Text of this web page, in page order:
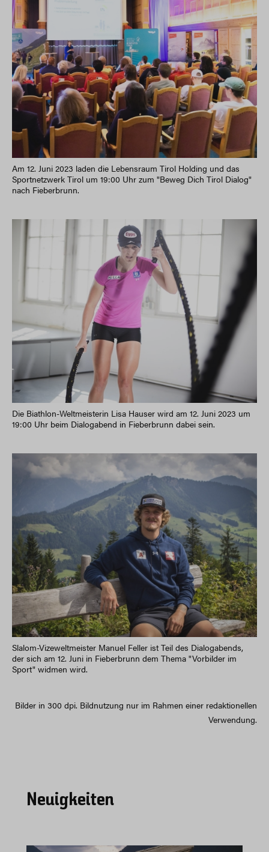
Am 12. Juni 2023 laden die Lebensraum Tirol Holding und das
Sportnetzwerk Tirol um 19:00 Uhr zum "Beweg Dich Tirol Dialog"
nach Fieberbrunn.
Die Biathlon-Weltmeisterin Lisa Hauser wird am 12. Juni 2023 um
19:00 Uhr beim Dialogabend in Fieberbrunn dabei sein.
Slalom-Vizeweltmeister Manuel Feller ist Teil des Dialogabends,
der sich am 12. Juni in Fieberbrunn dem Thema "Vorbilder im
Sport" widmen wird.
Bilder in 300 dpi. Bildnutzung nur im Rahmen einer redaktionellen
Verwendung.
Neuigkeiten